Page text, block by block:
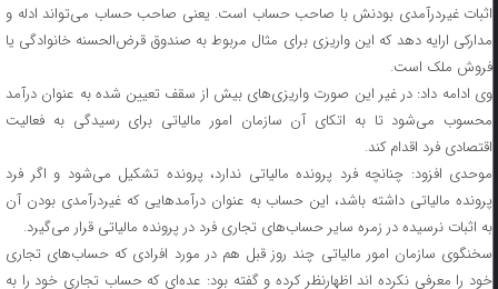
اثبات غیردرآمدی بودنش با صاحب حساب است. یعنی صاحب حساب می‌تواند ادله و
مدارکی ارایه دهد که این واریزی برای مثال مربوط به صندوق قرض‌الحسنه خانوادگی یا
فروش ملک است.
وی ادامه داد: در غیر این صورت واریزی‌های بیش از سقف تعیین شده به عنوان درآمد
محسوب می‌شود تا به اتکای آن سازمان امور مالیاتی برای رسیدگی به فعالیت
اقتصادی فرد اقدام کند.
موحدی افزود: چنانچه فرد پرونده مالیاتی ندارد، پرونده تشکیل می‌شود و اگر فرد
پرونده مالیاتی داشته باشد، این حساب به عنوان درآمدهایی که غیردرآمدی بودن آن
به اثبات نرسیده در زمره سایر حساب‌های تجاری فرد در پرونده مالیاتی قرار می‌گیرد.
سخنگوی سازمان امور مالیاتی چند روز قبل هم در مورد افرادی که حساب‌های تجاری
خود را معرفی نکرده اند اظهارنظر کرده و گفته بود: عده‌ای که حساب تجاری خود را به